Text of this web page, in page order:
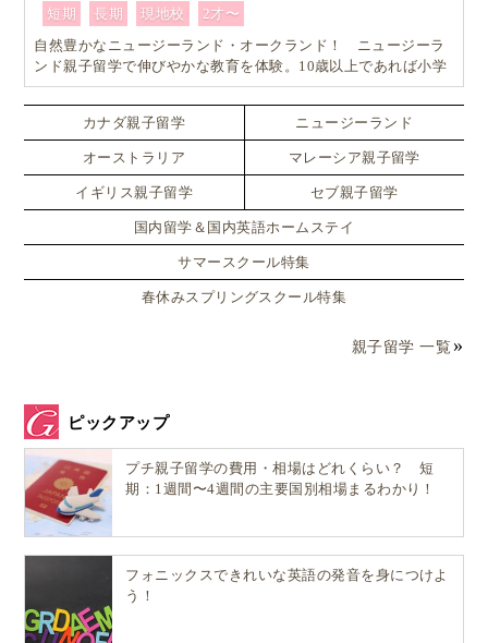
クリスマスの伝統的なお菓子もご馳走になり
ました！
滞在期間は年末年始で12月25日はとうに過ぎていまし
たが、ヨーロッパでは年が明けても「クリスマス期
ミンスパイやクリスマスプディング
など、この時期に食べるお菓子をいくつかご馳走にな
1年かけて作る
と書かれていたので先生に訊いてみたところ
短期 長期 現地校
2才〜
自然豊かなニュージーランド・オークランド！ ニュージーラ
ンド親子留学で伸びやかな教育を体験。10歳以上であれば小学
生でも単身留学可能なスペシャルプラン！！
カナダ親子留学 ニュージーランド
オーストラリア マレーシア親子留学
イギリス親子留学 セブ親子留学
国内留学＆国内英語ホームステイ
サマースクール特集
春休みスプリングスクール特集
親子留学 一覧
ピックアップ
プチ親子留学の費用・相場はどれくらい？ 短
期：1週間〜4週間の主要国別相場まるわかり！
フォニックスできれいな英語の発音を身につけよ
う！